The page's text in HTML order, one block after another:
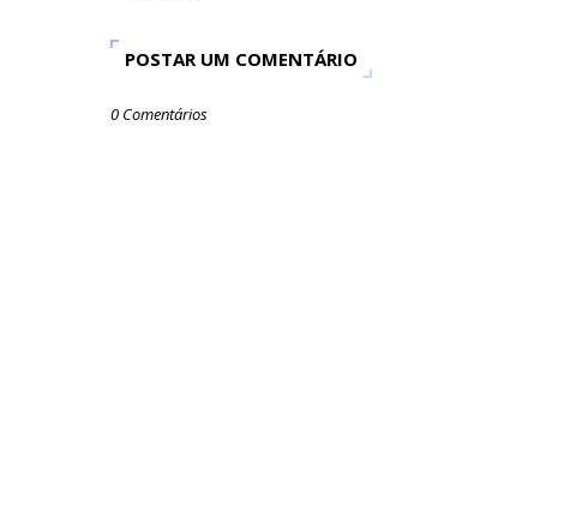
POSTAR UM COMENTÁRIO
0 Comentários